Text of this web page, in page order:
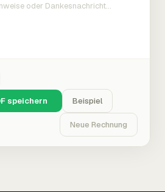
speichern Beispiel
Neue Rechnung